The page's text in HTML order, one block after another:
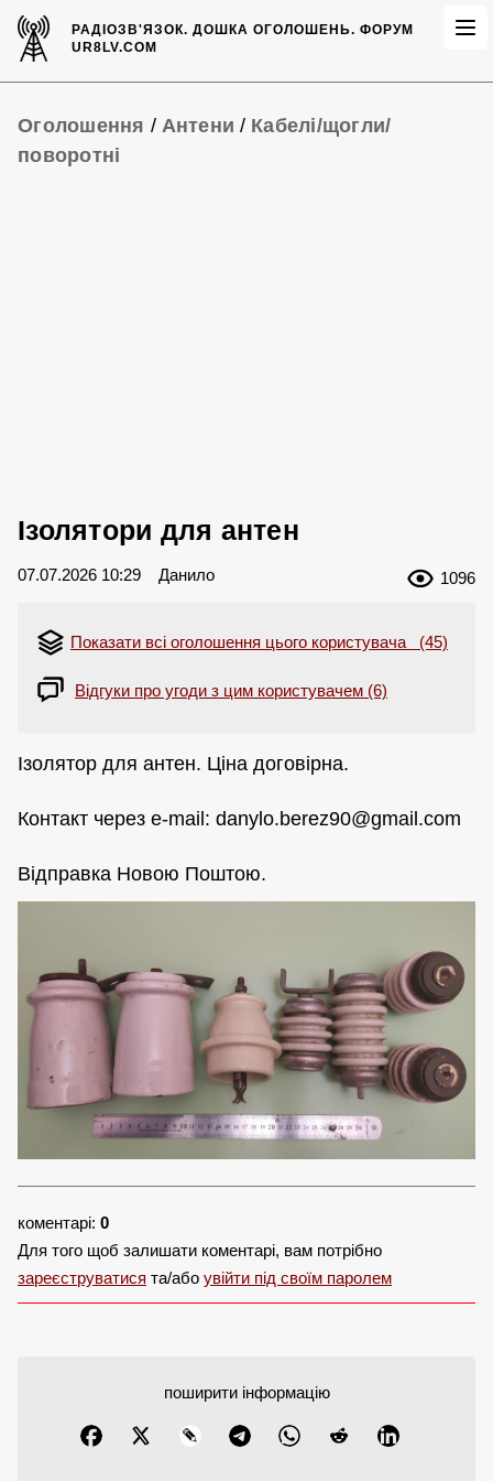
РАДІОЗВ'ЯЗОК.ДОШКА ОГОЛОШЕНЬ. ФОРУМ
UR8LV.COM
Оголошення / Антени / Кабелі/щогли/
поворотні
Ізолятори для антен
07.07.2026 10:29 Данило 1096
Показати всі оголошення цього користувача (45)
Відгуки про угоди з цим користувачем (6)
Ізолятор для антен. Ціна договірна.
Контакт через e-mail: danylo.berez90@gmail.com
Відправка Новою Поштою.
коментарі: 0
Для того щоб залишати коментарі, вам потрібно
зареєструватися та/або увійти під своїм паролем
поширити інформацію